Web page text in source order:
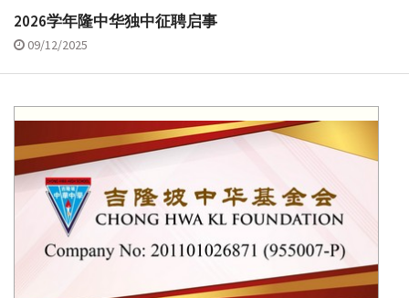
2026学年隆中华独中征聘启事
09/12/2025